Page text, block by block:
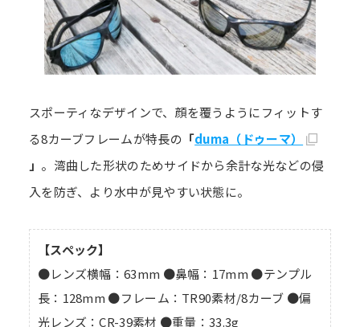
スポーティなデザインで、顔を覆うようにフィットす
る8カーブフレームが特長の 「duma（ドゥーマ）
」 。湾曲した形状のためサイドから余計な光などの侵
入を防ぎ、より水中が見やすい状態に。
【スペック】
●レンズ横幅：63mm ●鼻幅：17mm ●テンプル
長：128mm ●フレーム：TR90素材/8カーブ ●偏
光レンズ：CR-39素材 ●重量：33.3g